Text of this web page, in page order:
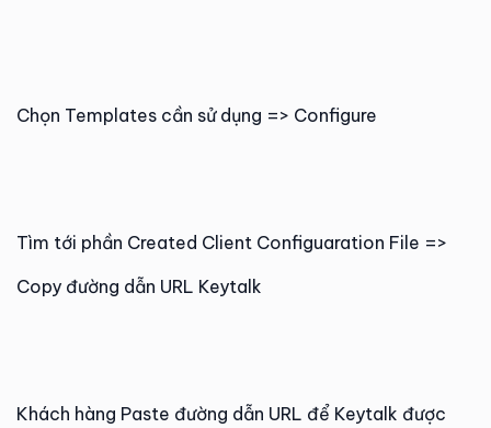
Chọn Templates cần sử dụng => Configure
Tìm tới phần Created Client Configuaration File =>
Copy đường dẫn URL Keytalk
Khách hàng Paste đường dẫn URL để Keytalk được